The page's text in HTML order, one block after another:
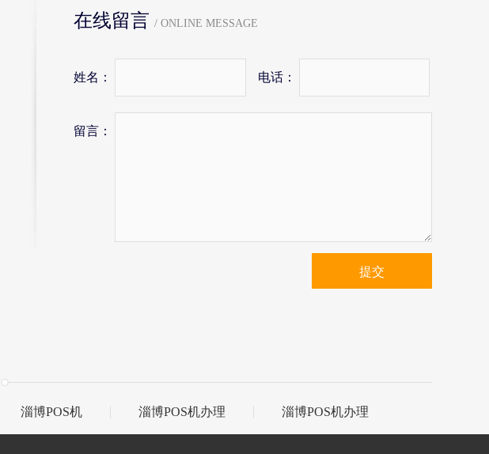
在线留言 / ONLINE MESSAGE
姓名： 电话：
留言：
提交
淄博POS机 淄博POS机办理
淄博POS机办理